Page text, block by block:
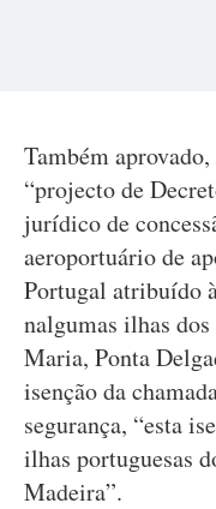
Também
“projecto de
jurídico de
aeroportuário de
Portugal atribuído
nalgumas ilhas
Maria, Ponta
isenção da
segurança, “esta
ilhas portuguesas
Madeira”.